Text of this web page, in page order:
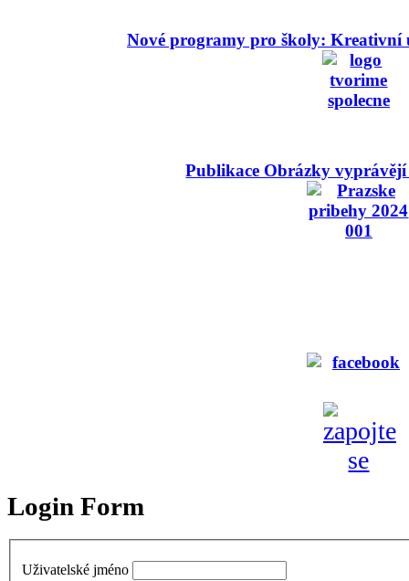
Nové programy pro školy: Kreativní
Publikace Obrázky
Login Form
Uživatelské jméno